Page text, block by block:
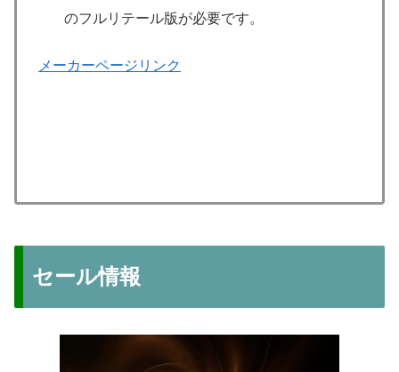
のフルリテール版が必要です。
メーカーページリンク
セール情報